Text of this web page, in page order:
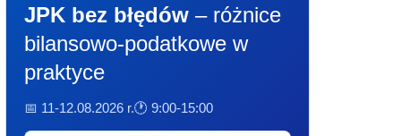
JPK bez błędów – różnice
bilansowo-podatkowe w
praktyce
📅 11-12.08.2026 r.🕐 9:00-15:00